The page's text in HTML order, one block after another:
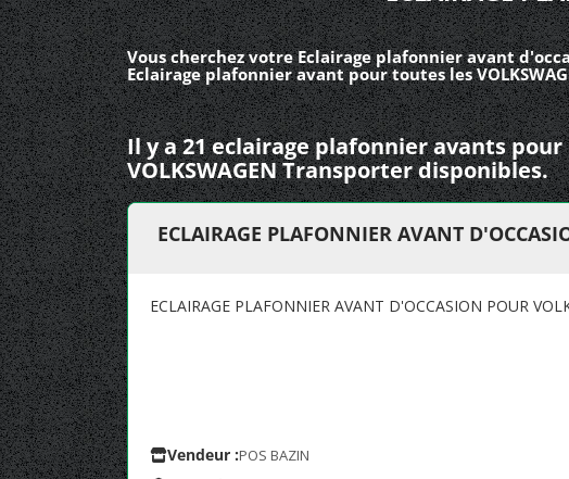
Vous cherchez votre Eclairage plafonnier avant
Eclairage plafonnier avant pour toutes les
Il y a 21 eclairage plafonnier avants pour
VOLKSWAGEN Transporter disponibles.
ECLAIRAGE PLAFONNIER AVANT
ECLAIRAGE PLAFONNIER AVANT D'OCCASION POUR
Vendeur :POS BAZIN